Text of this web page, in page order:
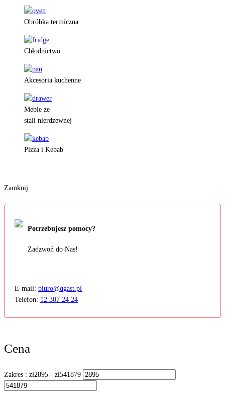
Obróbka termiczna
Chłodnictwo
Akcesoria kuchenne
Meble ze
stali nierdzewnej
Pizza i Kebab
Zamknij
Potrzebujesz pomocy?
Zadzwoń do Nas!
E-mail: biuro@qgast.pl
Telefon: 12 307 24 24
Cena
Zakres : zł2895 - zł541879